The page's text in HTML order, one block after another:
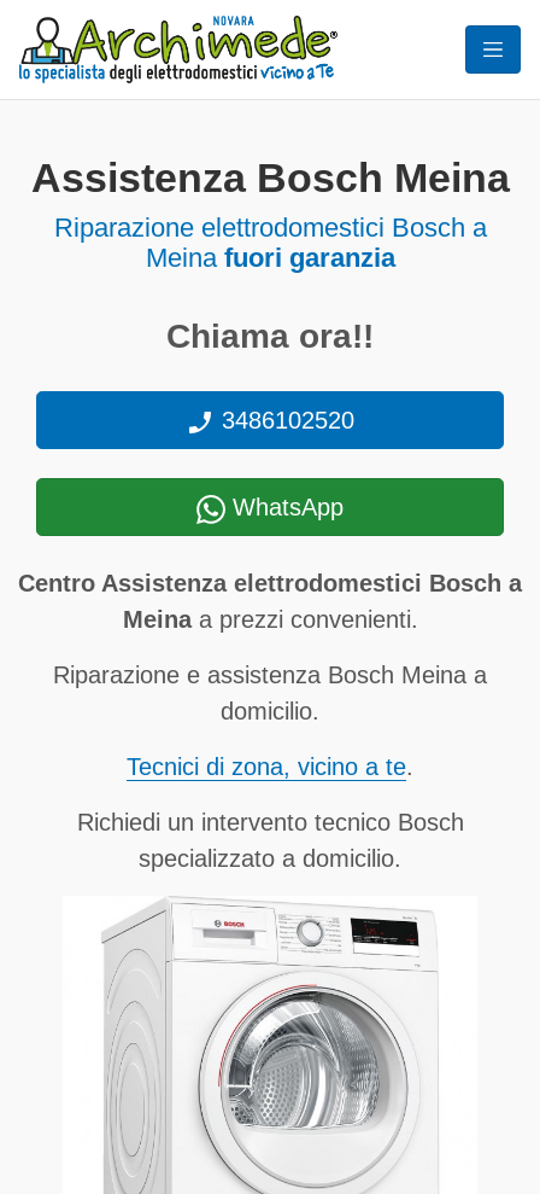
Assistenza Bosch Meina
Riparazione elettrodomestici Bosch a
Meina fuori garanzia
Chiama ora!!
3486102520
WhatsApp
Centro Assistenza elettrodomestici Bosch a
Meinaa prezzi convenienti.
Riparazione e assistenza Bosch Meina a
domicilio.
Tecnici di zona, vicino a te.
Richiedi un intervento tecnico Bosch
specializzato a domicilio.